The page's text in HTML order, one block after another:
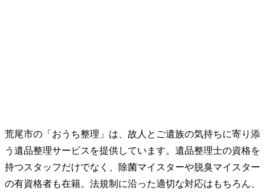
荒尾市の「おうち整理」は、故人とご遺族の気持ちに寄り添
う遺品整理サービスを提供しています。遺品整理士の資格を
持つスタッフだけでなく、除菌マイスターや脱臭マイスター
の有資格者も在籍。法規制に沿った適切な対応はもちろん、